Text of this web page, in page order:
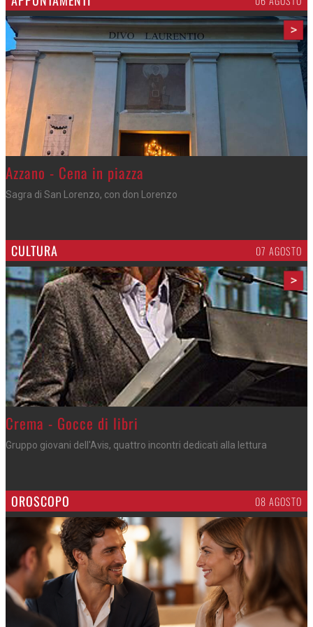
>
Azzano - Cena in piazza
Sagra di San Lorenzo, con don Lorenzo
CULTURA 07 AGOSTO
>
Crema - Gocce di libri
Gruppo giovani dell'Avis, quattro incontri dedicati alla lettura
OROSCOPO 08 AGOSTO